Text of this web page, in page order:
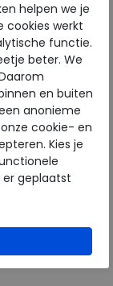
maten
helpen we je
cookies werkt
functie.
beter. We
en buiten
anonieme
cookie- en
Kies je
er geplaatst